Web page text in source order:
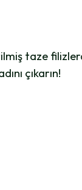
taze
çıkarın!